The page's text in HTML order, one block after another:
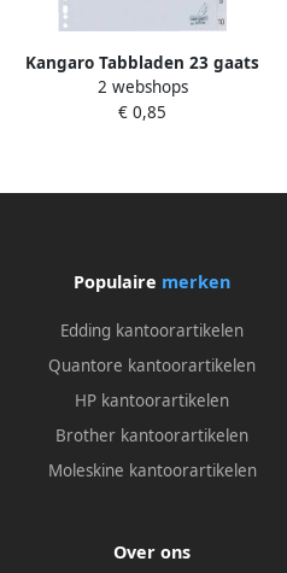
Kangaro Tabbladen 23 gaats
G410CM 1 10 genummerd
grijs PP
2 webshops
€ 0,85
Populaire merken
Edding kantoorartikelen
Quantore kantoorartikelen
HP kantoorartikelen
Brother kantoorartikelen
Moleskine kantoorartikelen
Over ons